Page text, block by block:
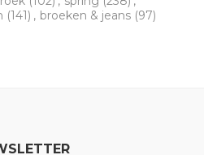
(141) , broeken & jeans (97)